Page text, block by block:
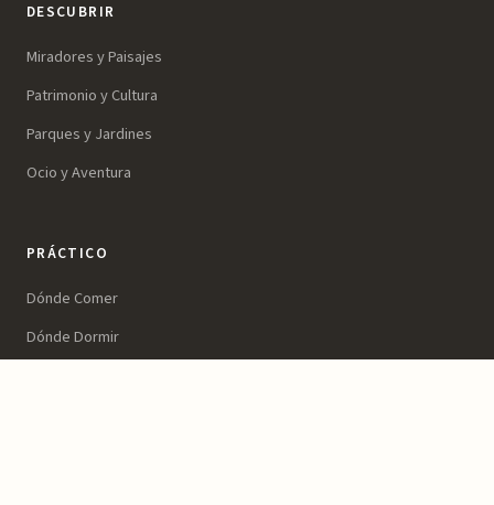
DESCUBRIR
Miradores y Paisajes
Patrimonio y Cultura
Parques y Jardines
Ocio y Aventura
PRÁCTICO
Dónde Comer
Dónde Dormir